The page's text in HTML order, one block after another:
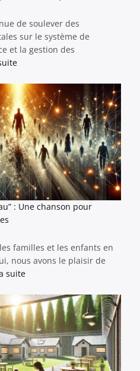
de soulever des
sur le système de
et la gestion des
:
Chadia
:
Maintenir
un
lien
familial,
même
à
distance,
pour
enfants
placés
: Une chanson pour
familles et les enfants en
nous avons le plaisir de
suite:
“Paranoïa
en
Réseau”
:
Une
chanson